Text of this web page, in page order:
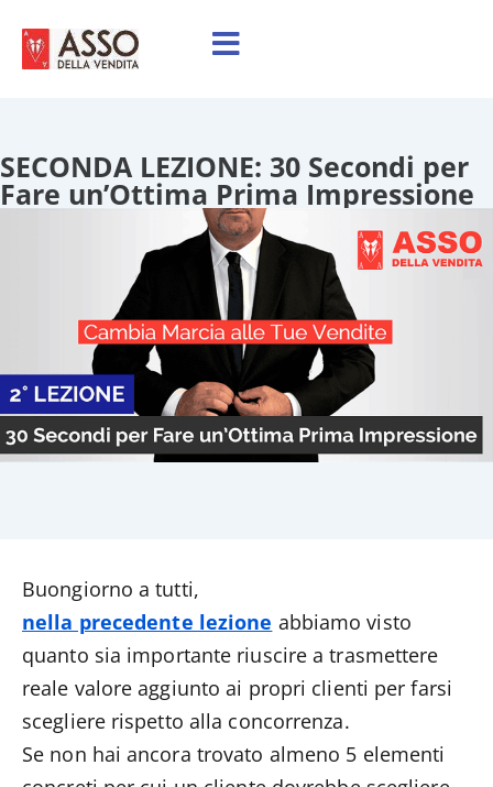
SECONDA LEZIONE: 30 Secondi per
Fare un’Ottima Prima Impressione
Buongiorno a tutti,
nella precedente lezione abbiamo visto
quanto sia importante riuscire a trasmettere
reale valore aggiunto ai propri clienti per farsi
scegliere rispetto alla concorrenza.
Se non hai ancora trovato almeno 5 elementi